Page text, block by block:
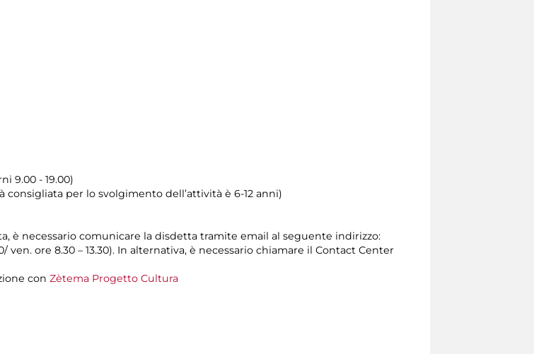
9.00 - 19.00)
per lo svolgimento dell’attività è 6-12 anni)
è necessario comunicare la disdetta tramite email al seguente indirizzo:
ven. ore 8.30 – 13.30). In alternativa, è necessario chiamare il Contact Center
con Zètema Progetto Cultura